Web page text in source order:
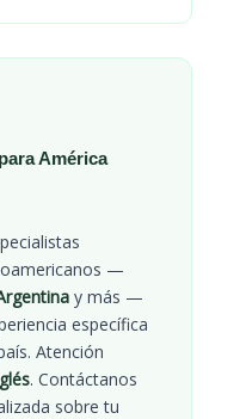
América
—
y más —
específica
Atención
. Contáctanos
sobre tu